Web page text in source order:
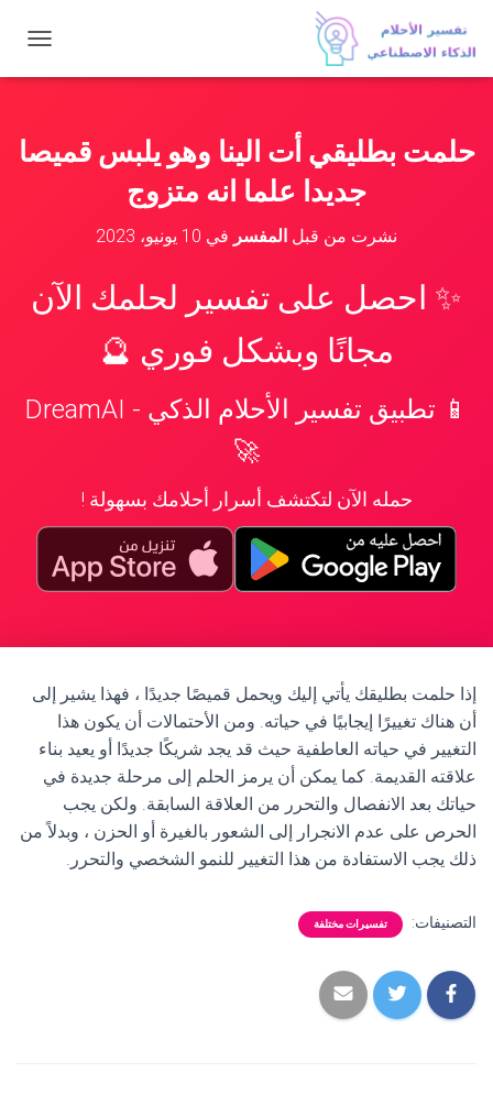
ب
ا
حلمت بطليقي أت الينا وهو يلبس قميصا
جديدا علما انه متزوج
نشرت من قبل المفسر في 10 يونيو، 2023
✨ احصل على تفسير لحلمك الآن
مجانًا وبشكل فوري 🔮
📱 تطبيق تفسير الأحلام الذكي - DreamAI
🚀
حمله الآن لتكتشف أسرار أحلامك بسهولة !
إذا حلمت بطليقك يأتي إليك ويحمل قميصًا جديدًا ، فهذا يشير إلى
أن هناك تغييرًا إيجابيًا في حياته. ومن الأحتمالات أن يكون هذا
التغيير في حياته العاطفية حيث قد يجد شريكًا جديدًا أو يعيد بناء
علاقته القديمة. كما يمكن أن يرمز الحلم إلى مرحلة جديدة في
حياتك بعد الانفصال والتحرر من العلاقة السابقة. ولكن يجب
الحرص على عدم الانجرار إلى الشعور بالغيرة أو الحزن ، وبدلاً من
ذلك يجب الاستفادة من هذا التغيير للنمو الشخصي والتحرر.
التصنيفات: تفسيرات مختلفة